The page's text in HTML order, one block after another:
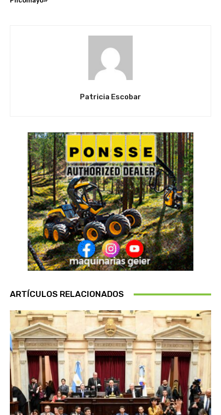
Patricia Escobar
ARTÍCULOS RELACIONADOS